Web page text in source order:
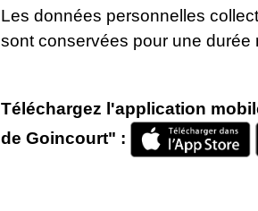
Les données personnelles
sont conservées pour une
Téléchargez l'application
de Goincourt" :